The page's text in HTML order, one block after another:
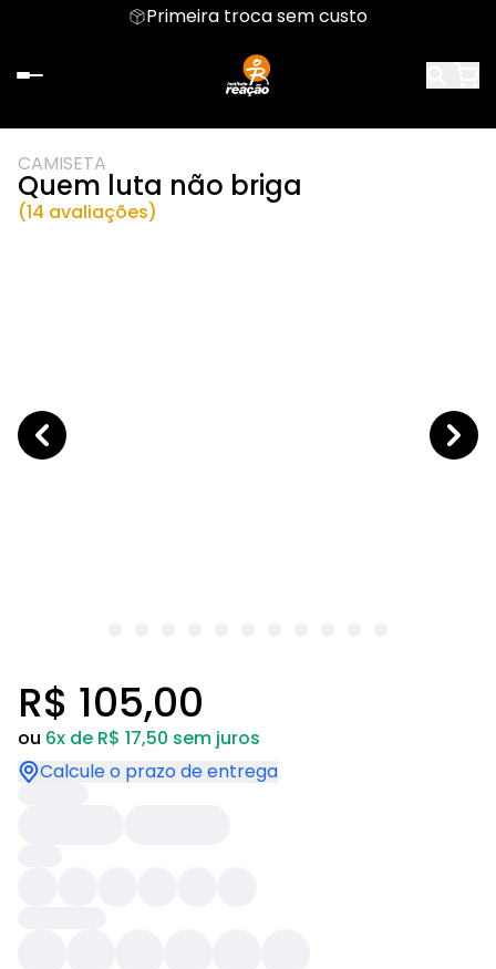
Primeira troca sem custo
CAMISETA
Quem luta não briga
(14 avaliações)
R$ 105,00
ou 6x de R$ 17,50 sem juros
Calcule o prazo de entrega